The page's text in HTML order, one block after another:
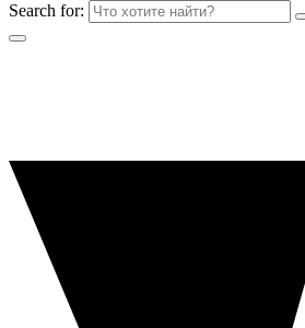
Search for: